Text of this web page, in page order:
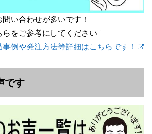
い合わせが多いです！
をご参考にしてください！
例や発注方法等詳細はこちらです！
です